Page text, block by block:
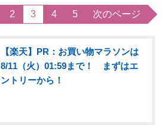
2 3 4 5 次のページ
【楽天】PR：お買い物マラソンは
8/11（火）01:59まで！ まずはエ
ントリーから！